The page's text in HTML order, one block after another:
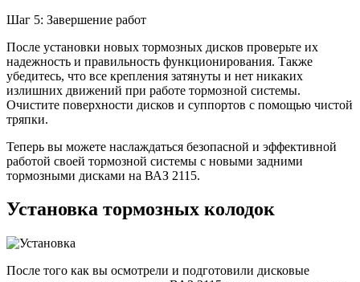
Шаг 5: Завершение работ
После установки новых тормозных дисков проверьте их
надежность и правильность функционирования. Также
убедитесь, что все крепления затянуты и нет никаких
излишних движений при работе тормозной системы.
Очистите поверхности дисков и суппортов с помощью чистой
тряпки.
Теперь вы можете наслаждаться безопасной и эффективной
работой своей тормозной системы с новыми задними
тормозными дисками на ВАЗ 2115.
Установка тормозных колодок
После того как вы осмотрели и подготовили дисковые